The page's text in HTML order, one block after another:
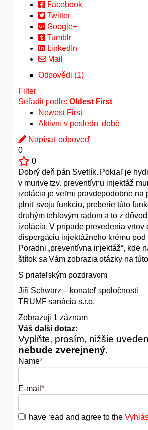
Facebook
Twitter
Google+
Tumblr
LinkedIn
Mail
Odpovědi (1)
Filter
Seřadit podle: Oldest First
Newest First
Aktivní v poslední době
Napísať odpoveď
0
0
Dobrý deň pán Svetlík. Pokiaľ je
v murive tzv. preventívnu injektáž
izolácia je veľmi pravdepodobne na
plniť svoju funkciu, preberie túto
druhým tehlovým radom a to z
izolácia. V prípade prevedenia
dispergáciu injektážneho krému
Poradni „preventívna injektáž“, kde
štítok sa Vám zobrazia otázky na
S priateľským pozdravom
Jiří Schwarz – konateľ spoločnosti
TRUMF sanácia s.r.o.
Zobrazuji 1 záznam
Váš další dotaz:
Vyplňte, prosím, nižšie
nebude zverejnený.
Name*
E-mail *
I have read and agree to the